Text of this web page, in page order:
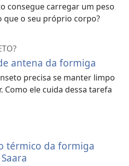
consegue carregar um peso
que o seu próprio corpo?
antena da formiga
precisa se manter limpo
Como ele cuida dessa tarefa
térmico da formiga